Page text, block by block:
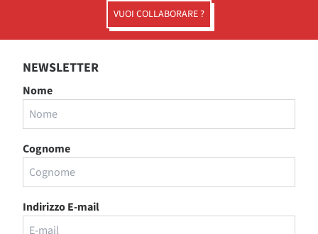
VUOI COLLABORARE ?
NEWSLETTER
Nome
Cognome
Indirizzo E-mail